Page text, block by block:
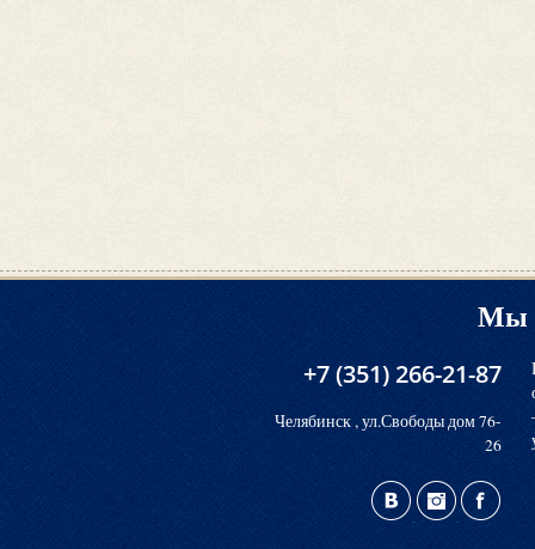
Мы
+7 (351) 266-21-87
Челябинск , ул.Свободы дом 76-
26